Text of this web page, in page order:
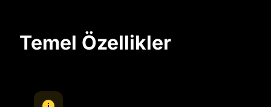
Temel Özellikler